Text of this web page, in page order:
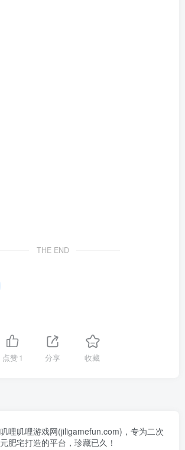
THE END
点赞1 分享 收藏
叽哩叽哩游戏网(jiligamefun.com)，专为二次
元肥宅打造的平台，珍藏已久！